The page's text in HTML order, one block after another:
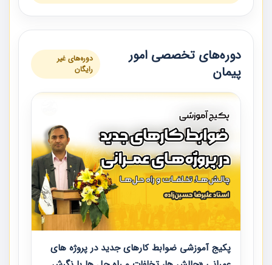
دوره‌های تخصصی امور
پیمان
دوره‌های غیر
رایگان
پکیج آموزشی ضوابط کارهای جدید در پروژه های